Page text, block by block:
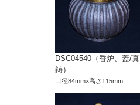
DSC04540（香炉、蓋/真
鋳）
口径84mm×高さ115mm